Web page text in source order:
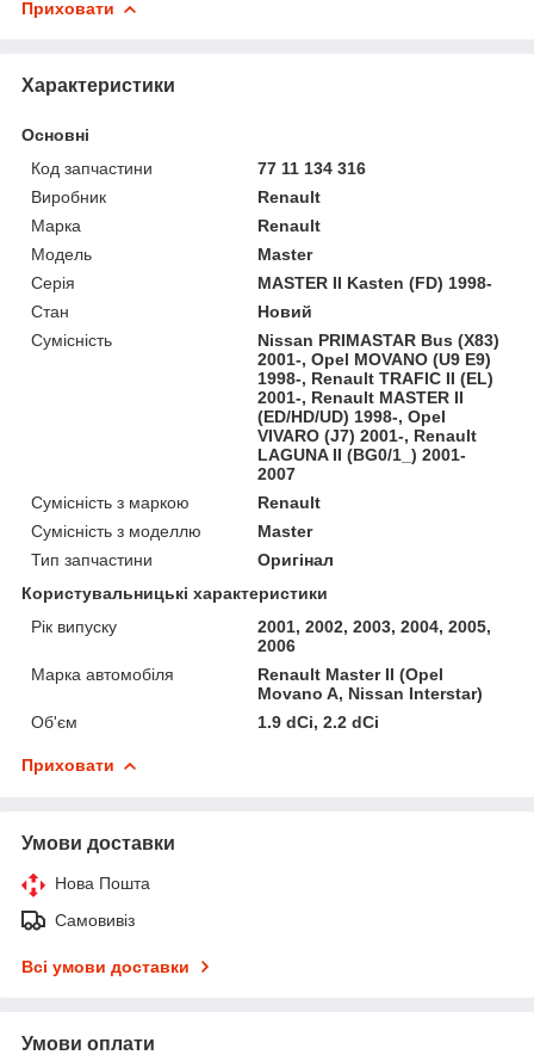
Приховати
Характеристики
Основні
Код запчастини
77 11 134 316
Виробник
Renault
Марка
Renault
Модель
Master
Серія
MASTER II Kasten (FD) 1998-
Стан
Новий
Сумісність
Nissan PRIMASTAR Bus (X83)
2001-, Opel MOVANO (U9 E9)
1998-, Renault TRAFIC II (EL)
2001-, Renault MASTER II
(ED/HD/UD) 1998-, Opel
VIVARO (J7) 2001-, Renault
LAGUNA II (BG0/1_) 2001-
2007
Сумісність з маркою
Renault
Сумісність з моделлю
Master
Тип запчастини
Оригінал
Користувальницькі характеристики
Рік випуску
2001, 2002, 2003, 2004, 2005,
2006
Марка автомобіля
Renault Master II (Opel
Movano A, Nissan Interstar)
Об'єм
1.9 dCi, 2.2 dCi
Приховати
Умови доставки
Нова Пошта
Самовивіз
Всі умови доставки
Умови оплати